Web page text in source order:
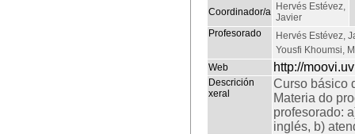
Coordinador/a Hervés Estévez,
Javier
Profesorado
Hervés Estévez,
Yousfi Khoumsi,
Web
http://
Descrición
xeral
Curso básico
Materia do
profesorado:
inglés, b)